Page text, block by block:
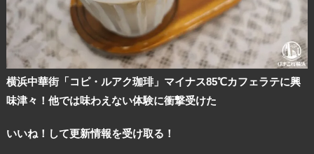
横浜中華街「コピ・ルアク珈琲」マイナス85℃カフェラテに興
味津々！他では味わえない体験に衝撃受けた
いいね！して更新情報を受け取る！